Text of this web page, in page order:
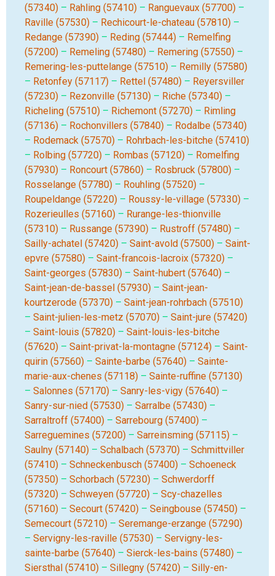
(57340) – Rahling (57410) – Ranguevaux (57700) –
Raville (57530) – Rechicourt-le-chateau (57810) –
Redange (57390) – Reding (57444) – Remelfing
(57200) – Remeling (57480) – Remering (57550) –
Remering-les-puttelange (57510) – Remilly (57580)
– Retonfey (57117) – Rettel (57480) – Reyersviller
(57230) – Rezonville (57130) – Riche (57340) –
Richeling (57510) – Richemont (57270) – Rimling
(57136) – Rochonvillers (57840) – Rodalbe (57340)
– Rodemack (57570) – Rohrbach-les-bitche (57410)
– Rolbing (57720) – Rombas (57120) – Romelfing
(57930) – Roncourt (57860) – Rosbruck (57800) –
Rosselange (57780) – Rouhling (57520) –
Roupeldange (57220) – Roussy-le-village (57330) –
Rozerieulles (57160) – Rurange-les-thionville
(57310) – Russange (57390) – Rustroff (57480) –
Sailly-achatel (57420) – Saint-avold (57500) – Saint-
epvre (57580) – Saint-francois-lacroix (57320) –
Saint-georges (57830) – Saint-hubert (57640) –
Saint-jean-de-bassel (57930) – Saint-jean-
kourtzerode (57370) – Saint-jean-rohrbach (57510)
– Saint-julien-les-metz (57070) – Saint-jure (57420)
– Saint-louis (57820) – Saint-louis-les-bitche
(57620) – Saint-privat-la-montagne (57124) – Saint-
quirin (57560) – Sainte-barbe (57640) – Sainte-
marie-aux-chenes (57118) – Sainte-ruffine (57130)
– Salonnes (57170) – Sanry-les-vigy (57640) –
Sanry-sur-nied (57530) – Sarralbe (57430) –
Sarraltroff (57400) – Sarrebourg (57400) –
Sarreguemines (57200) – Sarreinsming (57115) –
Saulny (57140) – Schalbach (57370) – Schmittviller
(57410) – Schneckenbusch (57400) – Schoeneck
(57350) – Schorbach (57230) – Schwerdorff
(57320) – Schweyen (57720) – Scy-chazelles
(57160) – Secourt (57420) – Seingbouse (57450) –
Semecourt (57210) – Seremange-erzange (57290)
– Servigny-les-raville (57530) – Servigny-les-
sainte-barbe (57640) – Sierck-les-bains (57480) –
Siersthal (57410) – Sillegny (57420) – Silly-en-